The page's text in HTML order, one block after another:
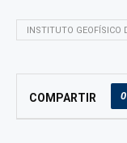
INSTITUTO GEOFÍSICO
COMPARTIR 0